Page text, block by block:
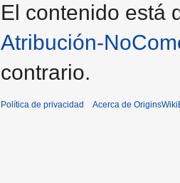
El contenido está
Atribución-
contrario.
Política de privacidad Acerca de